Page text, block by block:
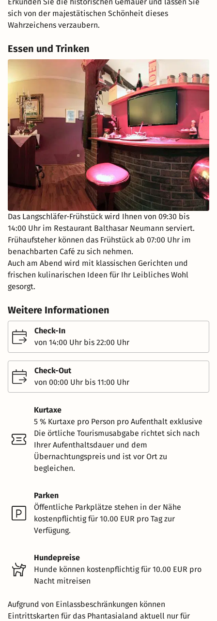
sich von der majestätischen Schönheit dieses
Wahrzeichens verzaubern.
Essen und Trinken
Das Langschläfer-Frühstück wird Ihnen von 09:30 bis
14:00 Uhr im Restaurant Balthasar Neumann serviert.
Frühaufsteher können das Frühstück ab 07:00 Uhr im
benachbarten Café zu sich nehmen.
Auch am Abend wird mit klassischen Gerichten und
frischen kulinarischen Ideen für Ihr Leibliches Wohl
gesorgt.
Weitere Informationen
Check-In
von 14:00 Uhr bis 22:00 Uhr
Check-Out
von 00:00 Uhr bis 11:00 Uhr
Kurtaxe
5 % Kurtaxe pro Person pro Aufenthalt exklusive
Die örtliche Tourismusabgabe richtet sich nach
Ihrer Aufenthaltsdauer und dem
Übernachtungspreis und ist vor Ort zu
begleichen.
Parken
Öffentliche Parkplätze stehen in der Nähe
kostenpflichtig für 10.00 EUR pro Tag zur
Verfügung.
Hundepreise
Hunde können kostenpflichtig für 10.00 EUR pro
Nacht mitreisen
Aufgrund von Einlassbeschränkungen können
Eintrittskarten für das Phantasialand aktuell nur für